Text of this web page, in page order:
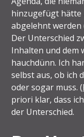
hinzugefügt hätte
abgelehnt werden
Der Unterschied
Inhalten und dem
hauchdünn. Ich
selbst aus, ob ich
oder sogar muss. (
priori klar, dass
der Unterschied.